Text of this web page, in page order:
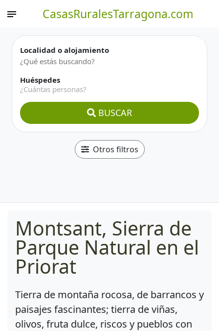
CasasRuralesTarragona.com
Localidad o alojamiento
Huéspedes
¿Cuántas personas?
BUSCAR
Otros filtros
Montsant, Sierra de
Parque Natural en el
Priorat
Tierra de montaña rocosa, de barrancos y
paisajes fascinantes; tierra de viñas,
olivos, fruta dulce, riscos y pueblos con